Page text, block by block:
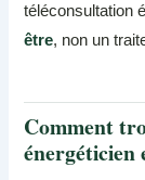
téléconsultation
être, non un
Comment
énergéticien